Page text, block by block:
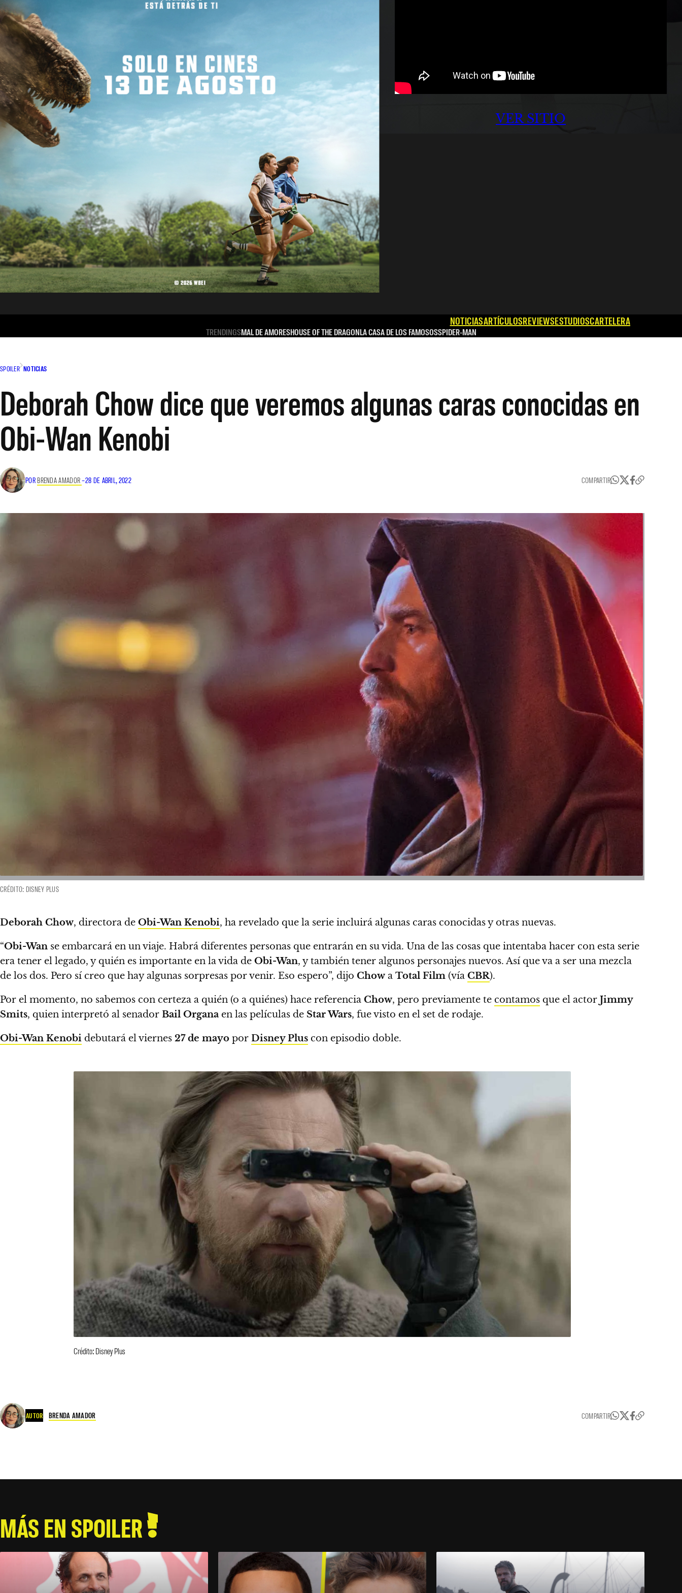
VER SITIO
NOTICIASARTÍCULOSREVIEWSESTUDIOSCARTELERA
TRENDINGSMAL DE AMORESHOUSE OF THE DRAGONLA CASA DE LOS FAMOSOSSPIDER-MAN
SPOILER NOTICIAS
Deborah Chow dice que veremos algunas caras conocidas en
Obi-Wan Kenobi
POR BRENDA AMADOR–28 DE ABRIL, 2022 COMPARTIR
CRÉDITO: DISNEY PLUS
Deborah Chow, directora de Obi-Wan Kenobi, ha revelado que la serie incluirá algunas caras conocidas y otras nuevas.
“Obi-Wan se embarcará en un viaje. Habrá diferentes personas que entrarán en su vida. Una de las cosas que intentaba hacer con esta serie
era tener el legado, y quién es importante en la vida de Obi-Wan, y también tener algunos personajes nuevos. Así que va a ser una mezcla
de los dos. Pero sí creo que hay algunas sorpresas por venir. Eso espero”, dijo Chow a Total Film (vía CBR).
Por el momento, no sabemos con certeza a quién (o a quiénes) hace referencia Chow, pero previamente te contamos que el actor Jimmy
Smits, quien interpretó al senador Bail Organa en las películas de Star Wars, fue visto en el set de rodaje.
Obi-Wan Kenobi debutará el viernes 27 de mayo por Disney Plus con episodio doble.
Crédito: Disney Plus
AUTOR BRENDA AMADOR COMPARTIR
MÁS EN SPOILER